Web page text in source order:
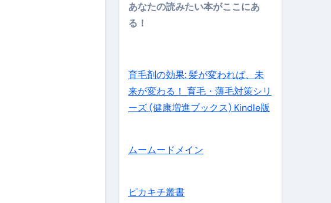
護士 #法律
あなたの読みたい本がここにあ
る！
育毛剤の効果: 髪が変われば、未
来が変わる！ 育毛・薄毛対策シリ
ーズ (健康増進ブックス) Kindle版
ムームードメイン
ピカキチ叢書